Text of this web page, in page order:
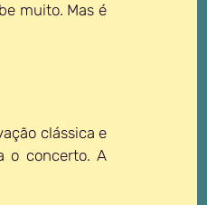
muito. Mas é
clássica e
o concerto. A